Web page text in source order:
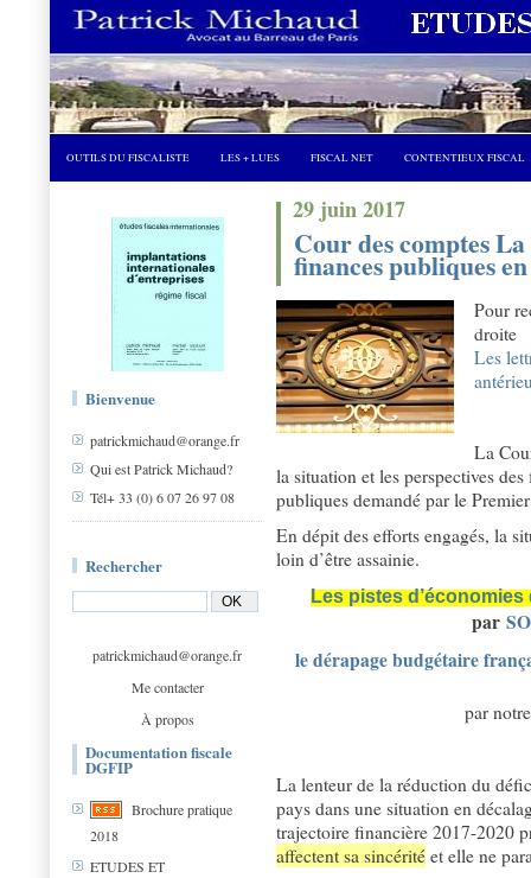
OUTILS DU FISCALISTE LES + LUES FISCAL NET CONTENTIEUX FISCAL
Bienvenue
patrickmichaud@orange.fr
Qui est Patrick Michaud?
Tél+ 33 (0) 6 07 26 97 08
Rechercher
patrickmichaud@orange.fr
Me contacter
À propos
Documentation fiscale
DGFIP
Brochure pratique
2018
ETUDES ET
29 juin 2017
Cour des comptes
finances publiques
Pour
droite
Les
La
la situation et les perspectives
publiques demandé par le
En dépit des efforts engagés, la
loin d’être assainie.
Les pistes
par
le dérapage budgétaire
par
La lenteur de la réduction du
pays dans une situation en
trajectoire financière 2017-2020
affectent sa sincérité et elle ne